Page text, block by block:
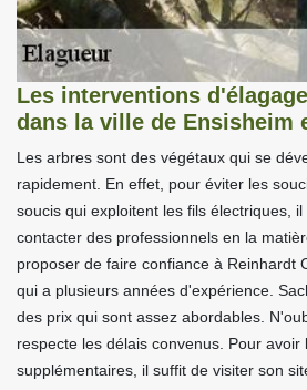
Les interventions
dans la ville de Ensisheim
Les arbres sont des végétaux qui se
rapidement. En effet, pour éviter les
soucis qui exploitent les fils électriques,
contacter des professionnels en la
proposer de faire confiance à Reinhardt
qui a plusieurs années d'expérience.
des prix qui sont assez abordables.
respecte les délais convenus. Pour avoir
supplémentaires, il suffit de visiter son